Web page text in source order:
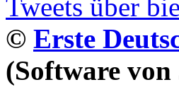
Tweets über
© Erste
(Software